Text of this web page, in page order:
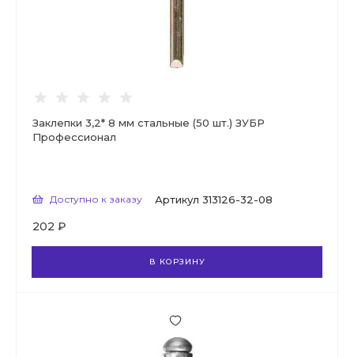
Заклепки 3,2* 8 мм стальные (50 шт.) ЗУБР
Профессионал
Доступно к заказу Артикул 313126-32-08
202 ₽
В КОРЗИНУ